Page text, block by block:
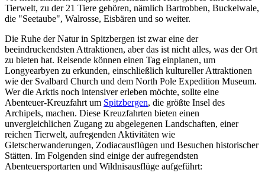
Tierwelt, zu der 21 Tiere gehören, nämlich Bartrobben, Buckelwale,
die "Seetaube", Walrosse, Eisbären und so weiter.
Die Ruhe der Natur in Spitzbergen ist zwar eine der
beeindruckendsten Attraktionen, aber das ist nicht alles, was der Ort
zu bieten hat. Reisende können einen Tag einplanen, um
Longyearbyen zu erkunden, einschließlich kultureller Attraktionen
wie der Svalbard Church und dem North Pole Expedition Museum.
Wer die Arktis noch intensiver erleben möchte, sollte eine
Abenteuer-Kreuzfahrt um Spitzbergen, die größte Insel des
Archipels, machen. Diese Kreuzfahrten bieten einen
unvergleichlichen Zugang zu abgelegenen Landschaften, einer
reichen Tierwelt, aufregenden Aktivitäten wie
Gletscherwanderungen, Zodiacausflügen und Besuchen historischer
Stätten. Im Folgenden sind einige der aufregendsten
Abenteuersportarten und Wildnisausflüge aufgeführt: